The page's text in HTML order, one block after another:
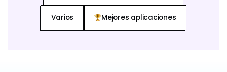
Varios Mejores aplicaciones